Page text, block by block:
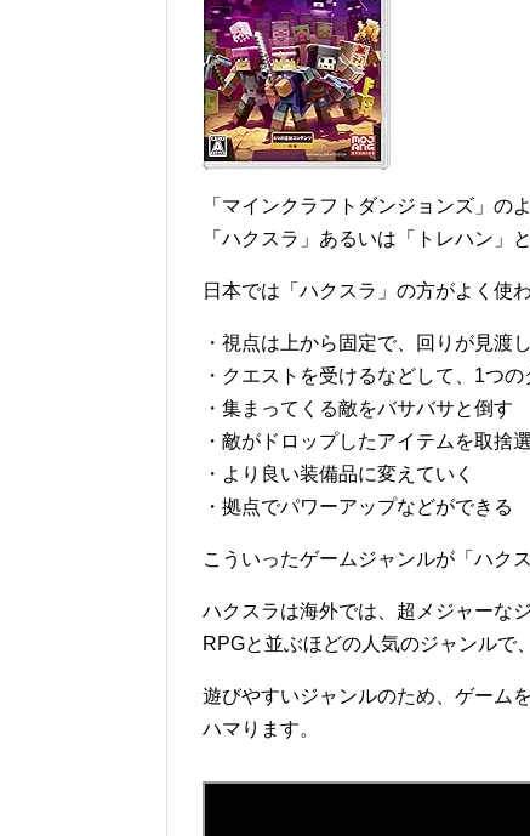
「マインクラフトダンジョンズ」の
「ハクスラ」あるいは「トレハン」
日本では「ハクスラ」の方がよく使わ
・視点は上から固定で、回りが見渡
・クエストを受けるなどして、1つ
・集まってくる敵をバサバサと倒す
・敵がドロップしたアイテムを取捨
・より良い装備品に変えていく
・拠点でパワーアップなどができる
こういったゲームジャンルが「ハク
ハクスラは海外では、超メジャーな
RPGと並ぶほどの人気のジャンルで
遊びやすいジャンルのため、ゲーム
ハマります。